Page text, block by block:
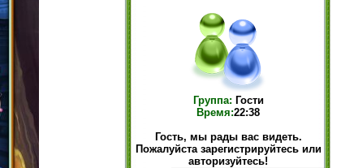
Группа: Гости
Время:22:38
Гость, мы рады вас видеть.
Пожалуйста зарегистрируйтесь или
авторизуйтесь!